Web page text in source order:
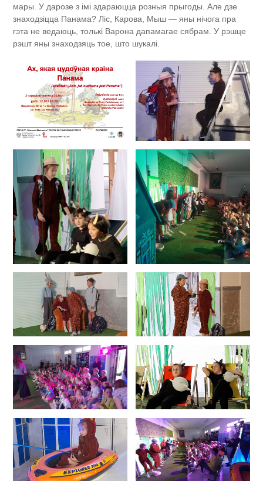
мары. У дарозе з імі здараюцца розныя прыгоды. Але дзе
знаходзіцца Панама? Ліс, Карова, Мыш — яны нічога пра
гэта не ведаюць, толькі Варона дапамагае сябрам. У рэшце
рэшт яны знаходзяць тое, што шукалі.